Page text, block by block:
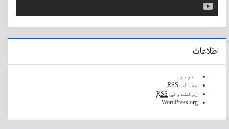
اطلاعات
ننوتون
مطالب RSS
څرګندونې RSS
WordPress.org